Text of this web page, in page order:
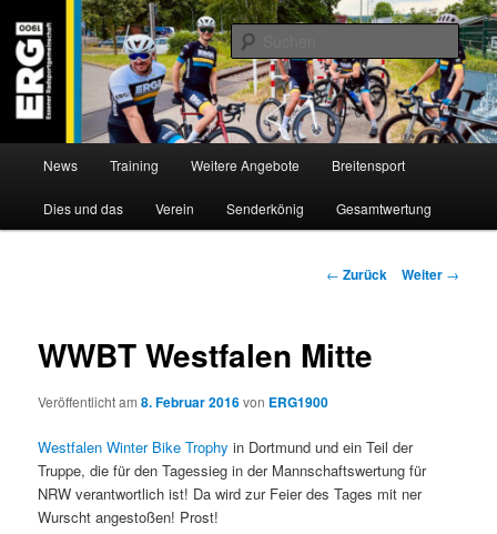
Inhalt
wechseln
ERG 1900 e.V
Willkommen bei der Essener Radsportgemeinschaft
News Training Weitere Angebote Breitensport
Dies und das Verein Senderkönig Gesamtwertung
Beitragsnavigation
← Zurück Weiter →
WWBT Westfalen Mitte
Veröffentlicht am8. Februar 2016von ERG1900
Westfalen Winter Bike Trophy in Dortmund und ein Teil der
Truppe, die für den Tagessieg in der Mannschaftswertung für
NRW verantwortlich ist! Da wird zur Feier des Tages mit ner
Wurscht angestoßen! Prost!